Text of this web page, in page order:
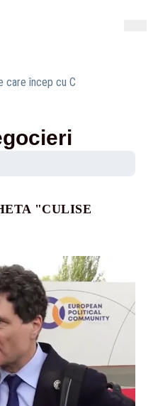
care încep cu C
"CULISE